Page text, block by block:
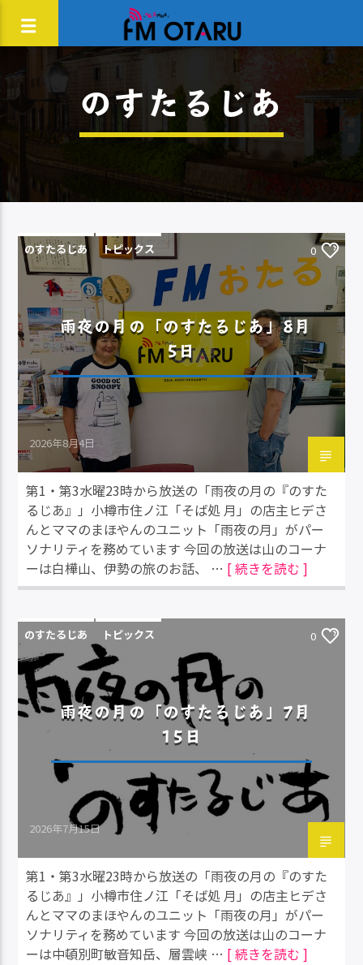
のすたるじあ
のすたるじあ トピックス 0
雨夜の月の「のすたるじあ」8月
5日
2026年8月4日
第1・第3水曜23時から放送の「雨夜の月の『のすた
るじあ』」小樽市住ノ江「そば処 月」の店主ヒデさ
んとママのまほやんのユニット「雨夜の月」がパー
ソナリティを務めています 今回の放送は山のコーナ
ーは白樺山、伊勢の旅のお話、 … [ 続きを読む ]
のすたるじあ トピックス 0
雨夜の月の「のすたるじあ」7月
15日
2026年7月15日
第1・第3水曜23時から放送の「雨夜の月の『のすた
るじあ』」小樽市住ノ江「そば処 月」の店主ヒデさ
んとママのまほやんのユニット「雨夜の月」がパー
ソナリティを務めています 今回の放送は山のコーナ
ーは中頓別町敏音知岳、層雲峡 … [ 続きを読む ]